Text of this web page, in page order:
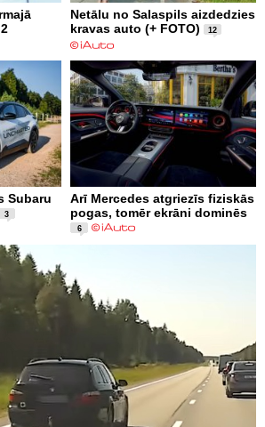
Netālu no Salaspils aizdedzies
kravas auto (+ FOTO)
12
Subaru
3
Arī Mercedes atgriezīs fiziskās
pogas, tomēr ekrāni dominēs
6